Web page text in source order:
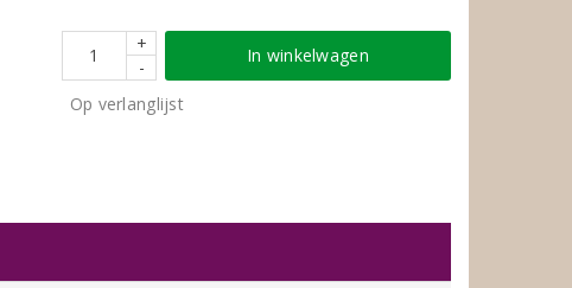
+
-
In winkelwagen
Op verlanglijst